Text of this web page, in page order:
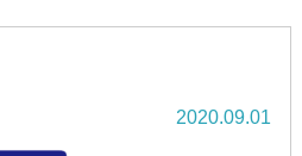
2020.09.01